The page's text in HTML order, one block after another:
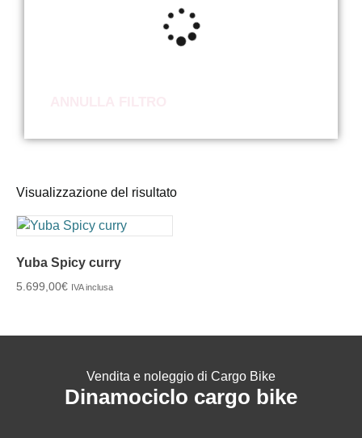
Visualizzazione del risultato
Yuba Spicy curry
5.699,00€ IVA inclusa
Vendita e noleggio di Cargo Bike
Dinamociclo cargo bike